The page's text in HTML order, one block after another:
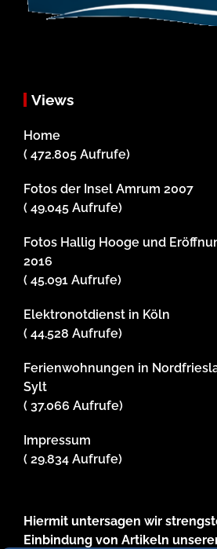
Views
Home
( 472.805 Aufrufe)
Fotos der Insel Amrum 2007
( 49.045 Aufrufe)
Fotos Hallig Hooge und
2016
( 45.091 Aufrufe)
Elektronotdienst in Köln
( 44.528 Aufrufe)
Ferienwohnungen in
Sylt
( 37.066 Aufrufe)
Impressum
( 29.834 Aufrufe)
Hiermit untersagen wir
Einbindung von Artikeln